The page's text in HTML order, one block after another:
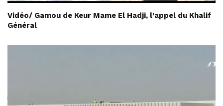
Vidéo/ Gamou de Keur Mame El Hadji, l’appel du Khalif
Général